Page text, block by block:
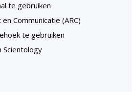
te gebruiken
Communicatie (ARC)
te gebruiken
Scientology